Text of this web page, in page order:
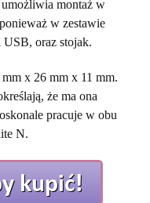
montaż w
w zestawie
oraz stojak.
x 26 mm x 11 mm.
że ma ona
pracuje w obu
N.